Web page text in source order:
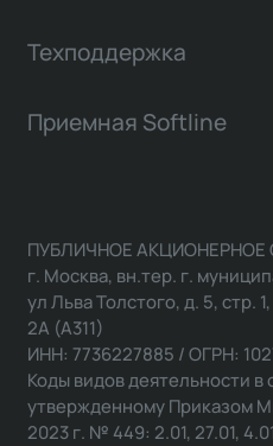
Техподдержка
Приемная Softline
ПУБЛИЧНОЕ
г. Москва, вн.тер. г.
ул Льва Толстого, д. 5, стр.
2А (А311)
ИНН: 7736227885 / ОГРН:
Коды видов деятельности
утвержденному Приказом
2023 г. № 449: 2.01, 27.01, 4.01